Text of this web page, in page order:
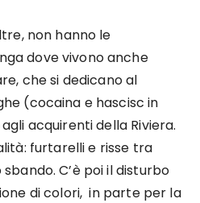
non hanno le
dove vivono anche
che si dedicano al
(cocaina e hascisc in
acquirenti della Riviera.
furtarelli e risse tra
C’è poi il disturbo
di colori, in parte per la